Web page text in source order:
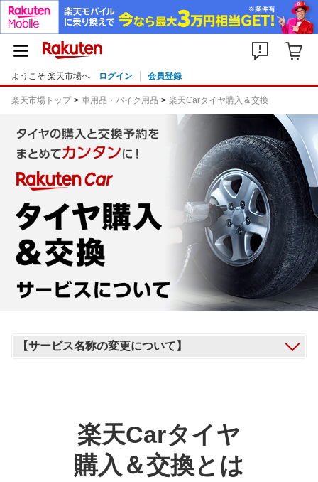
ようこそ 楽天市場へ ログイン 会員登録
楽天市場トップ 車用品・バイク用品 楽天Carタイヤ購入＆交換
【サービス名称の変更について】
楽天Carタイヤ
購入＆交換とは